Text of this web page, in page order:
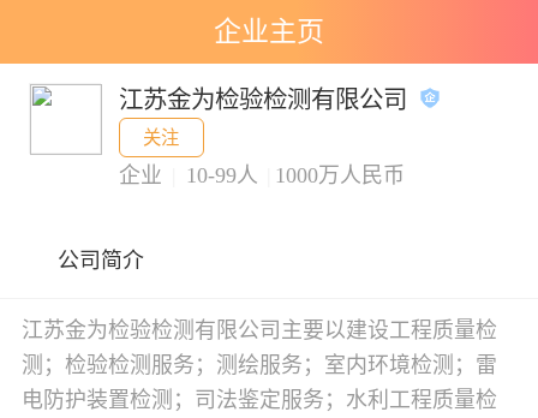
企业主页
江苏金为检验检测有限公司
关注
企业 10-99人 1000万人民币
公司简介
江苏金为检验检测有限公司主要以建设工程质量检
测；检验检测服务；测绘服务；室内环境检测；雷
电防护装置检测；司法鉴定服务；水利工程质量检